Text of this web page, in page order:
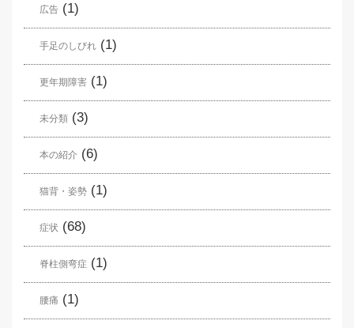
広告 (1)
手足のしびれ (1)
更年期障害 (1)
未分類 (3)
本の紹介 (6)
猫背・姿勢 (1)
症状 (68)
脊柱側弯症 (1)
腰痛 (1)